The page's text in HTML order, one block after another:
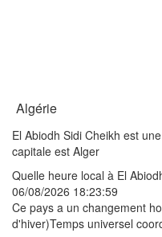
Algérie
El Abiodh Sidi Cheikh est
capitale est Alger
Quelle heure local à El
06/08/2026 18:23:59
Ce pays a un changement
d'hiver)Temps universel